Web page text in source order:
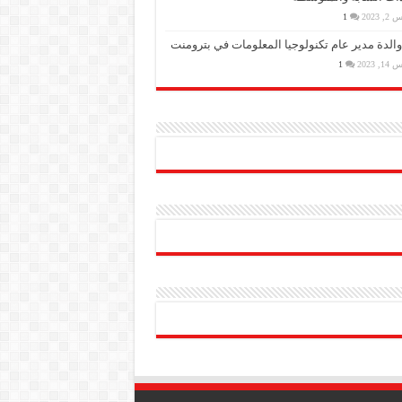
1
مدير عام تكنولوجيا المعلومات في بترومنت
2023
1